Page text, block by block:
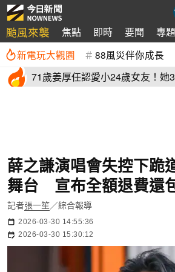
颱風來襲 焦點 即時 要聞 專題
新電玩大觀園 88風災伴你成長
71歲姜厚任認愛小24歲女友！她
薛之謙演唱會失控下跪
舞台 宣布全額退費還
記者張一笙／綜合報導
2026-03-30 14:55:36
2026-03-30 15:30:12